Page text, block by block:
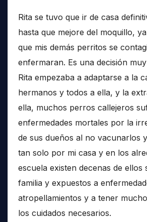
Rita se tuvo que ir de casa
hasta que mejore del moquillo,
que mis demás perritos se
enfermaran. Es una decisión
Rita empezaba a adaptarse a la
hermanos y todos a ella, y la
ella, muchos perros callejeros
enfermedades mortales por la
de sus dueños al no vacunarlos
tan solo por mi casa y en los
escuela existen decenas de ellos
familia y expuestos a
atropellamientos y a tener
los cuidados necesarios.